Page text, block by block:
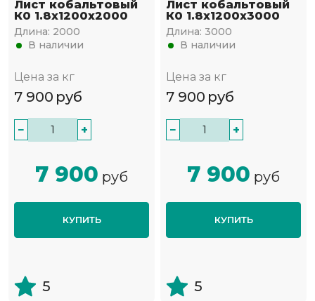
Лист кобальтовый
К0 1.8x1200x2000
Длина: 2000
В наличии
Цена за кг
7 900 руб
− +
7 900 руб
КУПИТЬ
5
Лист кобальтовый
К0 1.8x1200x3000
Длина: 3000
В наличии
Цена за кг
7 900 руб
− +
7 900 руб
КУПИТЬ
5